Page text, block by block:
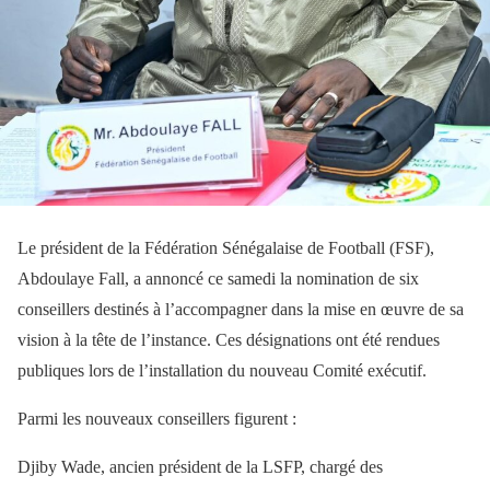
Le président de la Fédération Sénégalaise de Football (FSF),
Abdoulaye Fall, a annoncé ce samedi la nomination de six
conseillers destinés à l’accompagner dans la mise en œuvre de sa
vision à la tête de l’instance. Ces désignations ont été rendues
publiques lors de l’installation du nouveau Comité exécutif.
Parmi les nouveaux conseillers figurent :
Djiby Wade, ancien président de la LSFP, chargé des